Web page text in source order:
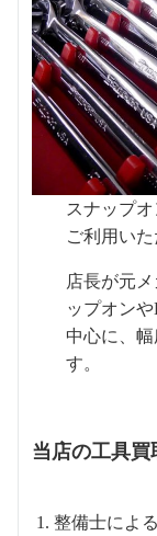
スナップ
ご利用い
店長が元
ップオン
中心に、
す。
当店の工具
整備士によ